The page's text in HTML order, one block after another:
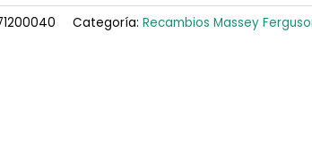
Categoría: Recambios Massey